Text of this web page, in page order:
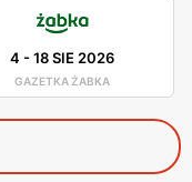
4 -18 SIE 2026
GAZETKA ŻABKA